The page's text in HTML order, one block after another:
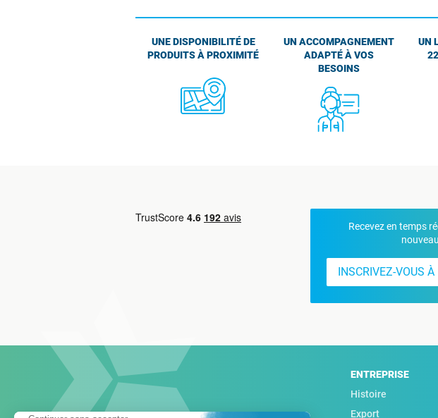
UNE DISPONIBILITÉ DE
PRODUITS À PROXIMITÉ
UN ACCOMPAGNEMENT
ADAPTÉ À VOS
BESOINS
UN
Recevez en temps
INSCRIVEZ-VOUS
ENTREPRISE
Histoire
Export